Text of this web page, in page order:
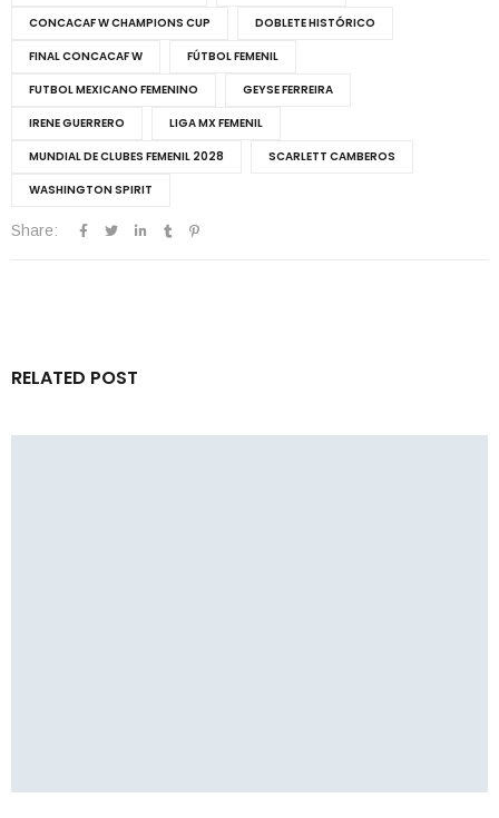
CONCACAF W CHAMPIONS CUP
DOBLETE HISTÓRICO
FINAL CONCACAF W
FÚTBOL FEMENIL
FUTBOL MEXICANO FEMENINO
GEYSE FERREIRA
IRENE GUERRERO
LIGA MX FEMENIL
MUNDIAL DE CLUBES FEMENIL 2028
SCARLETT CAMBEROS
WASHINGTON SPIRIT
Share:
RELATED POST